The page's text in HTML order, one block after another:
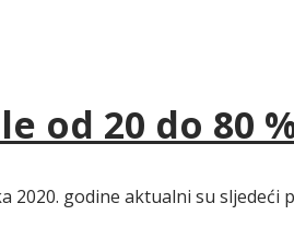
od 20 do 80
2020. godine aktualni su